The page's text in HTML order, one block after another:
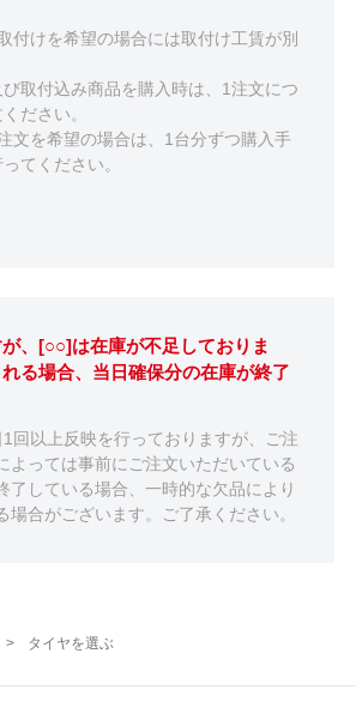
付けを希望の場合には取付け工賃が別
取付込み商品を購入時は、1注文につ
ださい。
文を希望の場合は、1台分ずつ購入手
てください。
が、[○○]は在庫が不足しておりま
る場合、当日確保分の在庫が終了
回以上反映を行っておりますが、ご注
よっては事前にご注文いただいている
了している場合、一時的な欠品により
場合がございます。ご了承ください。
タイヤを選ぶ